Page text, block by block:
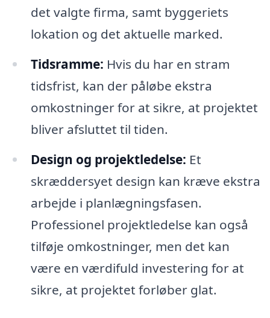
det valgte firma, samt byggeriets
lokation og det aktuelle marked.
Tidsramme: Hvis du har en stram
tidsfrist, kan der påløbe ekstra
omkostninger for at sikre, at projektet
bliver afsluttet til tiden.
Design og projektledelse: Et
skræddersyet design kan kræve ekstra
arbejde i planlægningsfasen.
Professionel projektledelse kan også
tilføje omkostninger, men det kan
være en værdifuld investering for at
sikre, at projektet forløber glat.